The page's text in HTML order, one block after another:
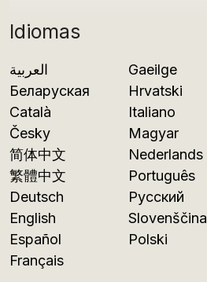
Idiomas
العربية
Беларуская
Català
Česky
简体中文
繁體中文
Deutsch
English
Español
Français
Gaeilge
Hrvatski
Italiano
Magyar
Nederlands
Português
Русский
Slovenščina
Polski